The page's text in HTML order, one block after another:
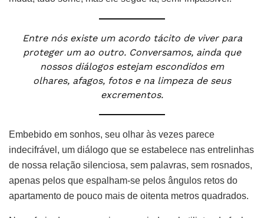
Entre nós existe um acordo tácito de viver para
proteger um ao outro. Conversamos, ainda que
nossos diálogos estejam escondidos em
olhares, afagos, fotos e na limpeza de seus
excrementos.
Embebido em sonhos, seu olhar às vezes parece
indecifrável, um diálogo que se estabelece nas entrelinhas
de nossa relação silenciosa, sem palavras, sem rosnados,
apenas pelos que espalham-se pelos ângulos retos do
apartamento de pouco mais de oitenta metros quadrados.